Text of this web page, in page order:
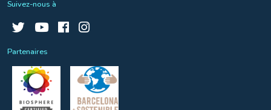
Suivez-nous à
Partenaires